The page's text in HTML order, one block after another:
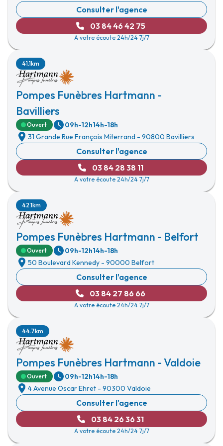
Consulter l'agence
03 84 46 42 75
A votre écoute 24h/24 7j/7
Pompes Funèbres Hartmann -
Bavilliers
41.1km
Ouvert 09h-12h14h-18h
31 Grande Rue François Miterrand - 90800 Bavilliers
Consulter l'agence
03 84 28 38 11
A votre écoute 24h/24 7j/7
Pompes Funèbres Hartmann - Belfort
42.1km
Ouvert 09h-12h14h-18h
50 Boulevard Kennedy - 90000 Belfort
Consulter l'agence
03 84 27 86 66
A votre écoute 24h/24 7j/7
Pompes Funèbres Hartmann - Valdoie
44.7km
Ouvert 09h-12h14h-18h
4 Avenue Oscar Ehret - 90300 Valdoie
Consulter l'agence
03 84 26 36 31
A votre écoute 24h/24 7j/7